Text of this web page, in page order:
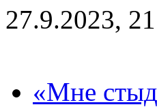
27.9.2023,
«Мне